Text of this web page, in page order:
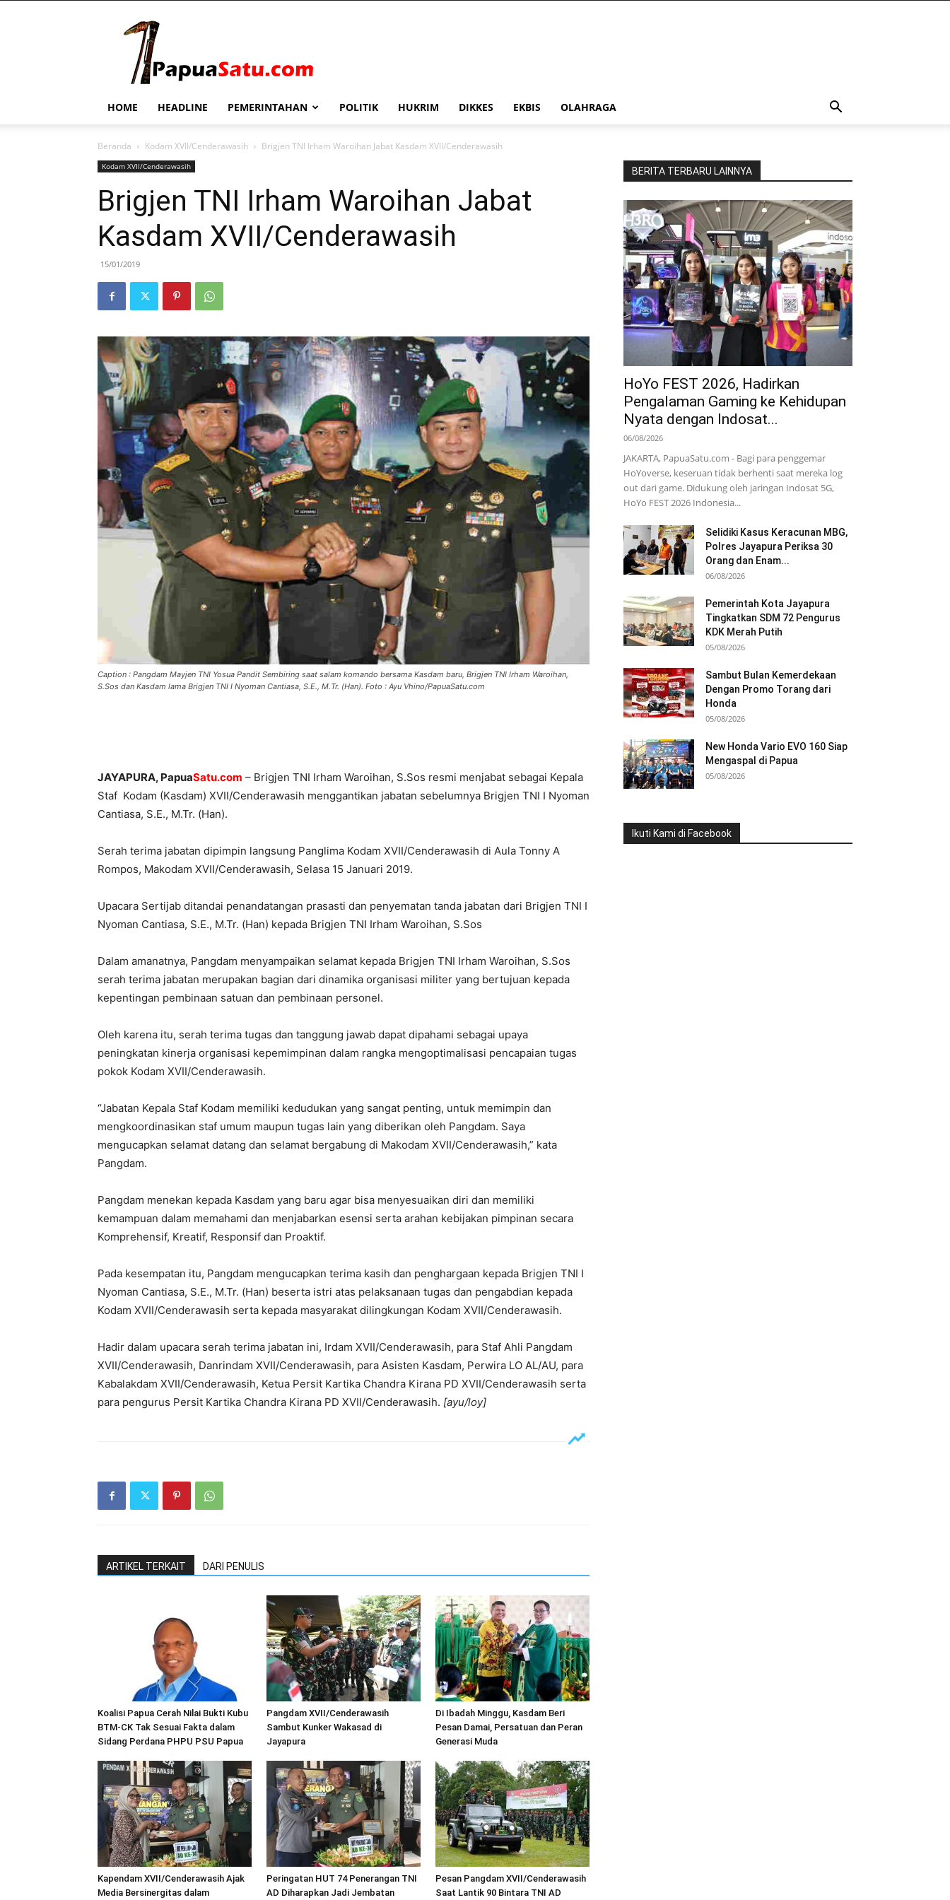
HOME HEADLINE PEMERINTAHAN POLITIK HUKRIM DIKKES EKBIS OLAHRAGA
Beranda Kodam XVII/Cenderawasih Brigjen TNI Irham Waroihan Jabat Kasdam XVII/Cenderawasih
Kodam XVII/Cenderawasih
Brigjen TNI Irham Waroihan Jabat
Kasdam XVII/Cenderawasih
15/01/2019
Caption : Pangdam Mayjen TNI Yosua Pandit Sembiring saat salam komando bersama Kasdam baru, Brigjen TNI Irham Waroihan,
S.Sos dan Kasdam lama Brigjen TNI I Nyoman Cantiasa, S.E., M.Tr. (Han). Foto : Ayu Vhino/PapuaSatu.com
JAYAPURA, PapuaSatu.com – Brigjen TNI Irham Waroihan, S.Sos resmi menjabat sebagai Kepala
Staf Kodam (Kasdam) XVII/Cenderawasih menggantikan jabatan sebelumnya Brigjen TNI I Nyoman
Cantiasa, S.E., M.Tr. (Han).
Serah terima jabatan dipimpin langsung Panglima Kodam XVII/Cenderawasih di Aula Tonny A
Rompos, Makodam XVII/Cenderawasih, Selasa 15 Januari 2019.
Upacara Sertijab ditandai penandatangan prasasti dan penyematan tanda jabatan dari Brigjen TNI I
Nyoman Cantiasa, S.E., M.Tr. (Han) kepada Brigjen TNI Irham Waroihan, S.Sos
Dalam amanatnya, Pangdam menyampaikan selamat kepada Brigjen TNI Irham Waroihan, S.Sos
serah terima jabatan merupakan bagian dari dinamika organisasi militer yang bertujuan kepada
kepentingan pembinaan satuan dan pembinaan personel.
Oleh karena itu, serah terima tugas dan tanggung jawab dapat dipahami sebagai upaya
peningkatan kinerja organisasi kepemimpinan dalam rangka mengoptimalisasi pencapaian tugas
pokok Kodam XVII/Cenderawasih.
“Jabatan Kepala Staf Kodam memiliki kedudukan yang sangat penting, untuk memimpin dan
mengkoordinasikan staf umum maupun tugas lain yang diberikan oleh Pangdam. Saya
mengucapkan selamat datang dan selamat bergabung di Makodam XVII/Cenderawasih,” kata
Pangdam.
Pangdam menekan kepada Kasdam yang baru agar bisa menyesuaikan diri dan memiliki
kemampuan dalam memahami dan menjabarkan esensi serta arahan kebijakan pimpinan secara
Komprehensif, Kreatif, Responsif dan Proaktif.
Pada kesempatan itu, Pangdam mengucapkan terima kasih dan penghargaan kepada Brigjen TNI I
Nyoman Cantiasa, S.E., M.Tr. (Han) beserta istri atas pelaksanaan tugas dan pengabdian kepada
Kodam XVII/Cenderawasih serta kepada masyarakat dilingkungan Kodam XVII/Cenderawasih.
Hadir dalam upacara serah terima jabatan ini, Irdam XVII/Cenderawasih, para Staf Ahli Pangdam
XVII/Cenderawasih, Danrindam XVII/Cenderawasih, para Asisten Kasdam, Perwira LO AL/AU, para
Kabalakdam XVII/Cenderawasih, Ketua Persit Kartika Chandra Kirana PD XVII/Cenderawasih serta
para pengurus Persit Kartika Chandra Kirana PD XVII/Cenderawasih. [ayu/loy]
ARTIKEL TERKAIT DARI PENULIS
Koalisi Papua Cerah Nilai Bukti Kubu
BTM-CK Tak Sesuai Fakta dalam
Sidang Perdana PHPU PSU Papua
Pangdam XVII/Cenderawasih
Sambut Kunker Wakasad di
Jayapura
Di Ibadah Minggu, Kasdam Beri
Pesan Damai, Persatuan dan Peran
Generasi Muda
Kapendam XVII/Cenderawasih Ajak
Media Bersinergitas dalam
Peringatan HUT 74 Penerangan TNI
AD Diharapkan Jadi Jembatan
Pesan Pangdam XVII/Cenderawasih
Saat Lantik 90 Bintara TNI AD
BERITA TERBARU LAINNYA
HoYo FEST 2026, Hadirkan
Pengalaman Gaming ke Kehidupan
Nyata dengan Indosat...
06/08/2026
JAKARTA, PapuaSatu.com - Bagi para penggemar
HoYoverse, keseruan tidak berhenti saat mereka log
out dari game. Didukung oleh jaringan Indosat 5G,
HoYo FEST 2026 Indonesia...
Selidiki Kasus Keracunan MBG,
Polres Jayapura Periksa 30
Orang dan Enam...
06/08/2026
Pemerintah Kota Jayapura
Tingkatkan SDM 72 Pengurus
KDK Merah Putih
05/08/2026
Sambut Bulan Kemerdekaan
Dengan Promo Torang dari
Honda
05/08/2026
New Honda Vario EVO 160 Siap
Mengaspal di Papua
05/08/2026
Ikuti Kami di Facebook